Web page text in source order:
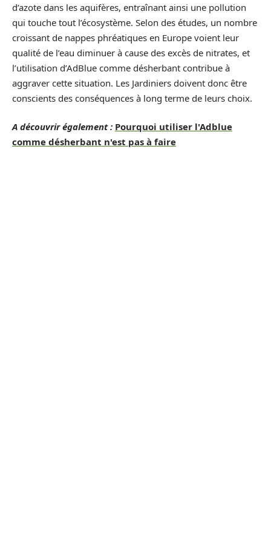
d’azote dans les aquifères, entraînant ainsi une pollution
qui touche tout l’écosystème. Selon des études, un nombre
croissant de nappes phréatiques en Europe voient leur
qualité de l’eau diminuer à cause des excès de nitrates, et
l’utilisation d’AdBlue comme désherbant contribue à
aggraver cette situation. Les Jardiniers doivent donc être
conscients des conséquences à long terme de leurs choix.
A découvrir également : Pourquoi utiliser l'Adblue
comme désherbant n'est pas à faire